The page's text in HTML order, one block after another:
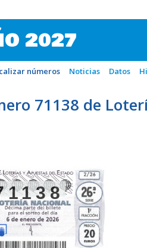
2027
números Noticias Datos
71138 de